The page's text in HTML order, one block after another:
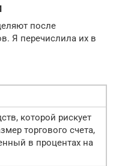
после
Я перечислила их в
которой рискует
торгового счета,
в процентах на